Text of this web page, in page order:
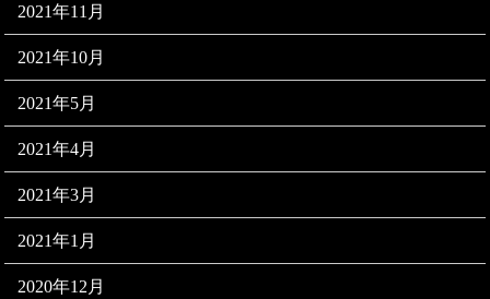
2021年11月
2021年10月
2021年5月
2021年4月
2021年3月
2021年1月
2020年12月